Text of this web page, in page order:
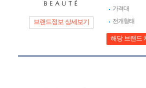
브랜드정보 상세보기
가격대
전개형태
해당 브랜드